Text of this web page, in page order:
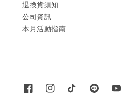
退換貨須知
公司資訊
本月活動指南